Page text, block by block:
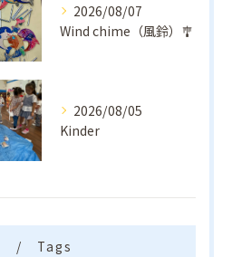
2026/08/07
Wind chime（風鈴）🎐
2026/08/05
Kinder
Tags